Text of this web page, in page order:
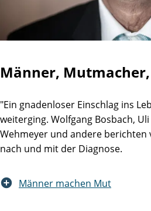
Männer,
"Ein gnadenloser Einschlag ins
weiterging. Wolfgang Bosbach,
Wehmeyer und andere berichten
nach und mit der Diagnose.
Männer machen Mut